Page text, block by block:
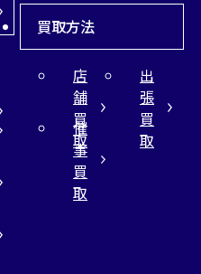
買取方法
店
舗
買
取
出
張
買
取
催
事
買
取